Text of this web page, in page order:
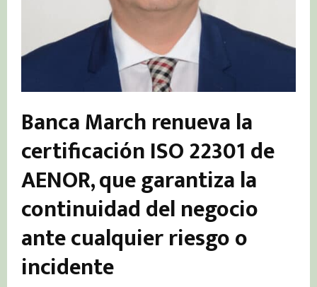
Banca March renueva la
certificación ISO 22301 de
AENOR, que garantiza la
continuidad del negocio
ante cualquier riesgo o
incidente